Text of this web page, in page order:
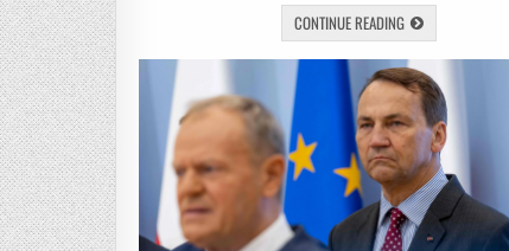
CONTINUE READING